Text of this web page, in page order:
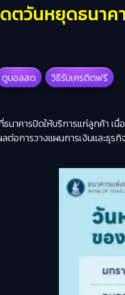
ตวันหยุดธนาค
ดูบอลสด วิธีรับเครดิตฟรี
ธนาคารปิดให้บริการแก่ลูกค้า เ
ต่อการวางแผนการเงินและธุ